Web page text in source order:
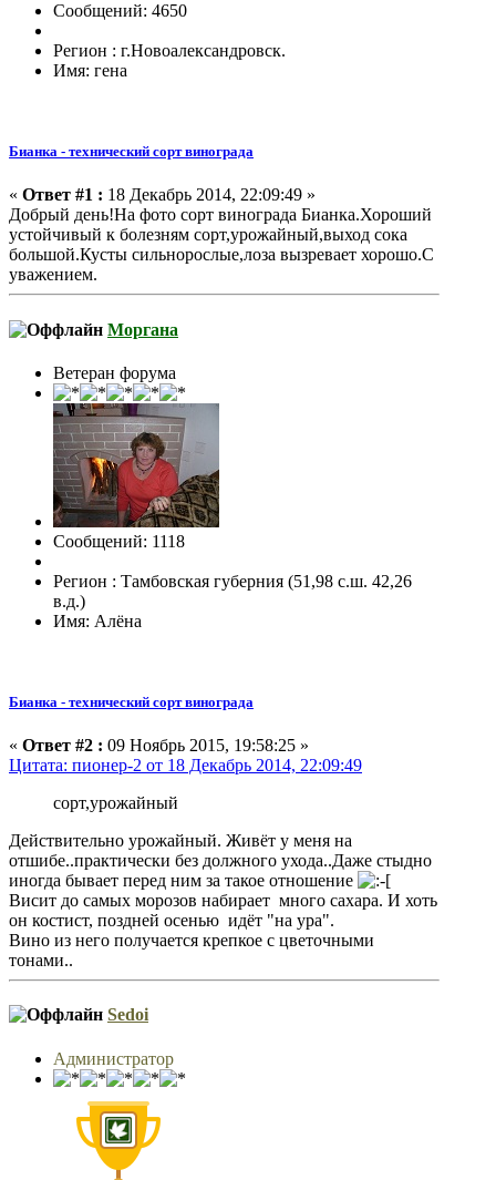
Сообщений: 4650
Регион : г.Новоалександровск.
Имя: гена
Бианка - технический сорт винограда
« Ответ #1 : 18 Декабрь 2014, 22:09:49 »
Добрый день!На фото сорт винограда Бианка.Хороший
устойчивый к болезням сорт,урожайный,выход сока
большой.Кусты сильнорослые,лоза вызревает хорошо.С
уважением.
Моргана
Ветеран форума
Сообщений: 1118
Регион : Тамбовская губерния (51,98 с.ш. 42,26
в.д.)
Имя: Алёна
Бианка - технический сорт винограда
« Ответ #2 : 09 Ноябрь 2015, 19:58:25 »
Цитата: пионер-2 от 18 Декабрь 2014, 22:09:49
сорт,урожайный
Действительно урожайный. Живёт у меня на
отшибе..практически без должного ухода..Даже стыдно
иногда бывает перед ним за такое отношение
Висит до самых морозов набирает много сахара. И хоть
он костист, поздней осенью идёт "на ура".
Вино из него получается крепкое с цветочными
тонами..
Sedoi
Администратор